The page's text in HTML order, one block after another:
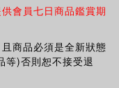
場及會場布置
會員七日商品鑑賞期
商品必須是全新狀態
等)否則恕不接受退